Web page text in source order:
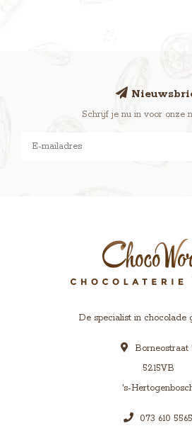
Schrijf je nu in voor onze
De specialist in chocolade
Borneostraat
5215VB
's-
073 610 5565